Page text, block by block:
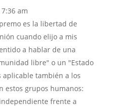
am
es la libertad de
cuando elijo a mis
a hablar de una
libre" o un "Estado
también a los
estos grupos humanos:
frente a